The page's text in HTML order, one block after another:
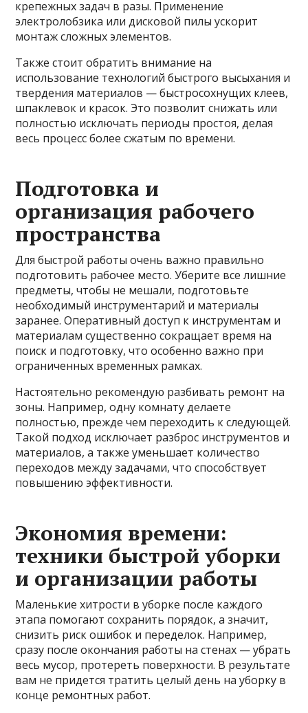
крепежных задач в разы. Применение
электролобзика или дисковой пилы ускорит
монтаж сложных элементов.
Также стоит обратить внимание на
использование технологий быстрого высыхания и
твердения материалов — быстросохнущих клеев,
шпаклевок и красок. Это позволит снижать или
полностью исключать периоды простоя, делая
весь процесс более сжатым по времени.
Подготовка и
организация рабочего
пространства
Для быстрой работы очень важно правильно
подготовить рабочее место. Уберите все лишние
предметы, чтобы не мешали, подготовьте
необходимый инструментарий и материалы
заранее. Оперативный доступ к инструментам и
материалам существенно сокращает время на
поиск и подготовку, что особенно важно при
ограниченных временных рамках.
Настоятельно рекомендую разбивать ремонт на
зоны. Например, одну комнату делаете
полностью, прежде чем переходить к следующей.
Такой подход исключает разброс инструментов и
материалов, а также уменьшает количество
переходов между задачами, что способствует
повышению эффективности.
Экономия времени:
техники быстрой уборки
и организации работы
Маленькие хитрости в уборке после каждого
этапа помогают сохранить порядок, а значит,
снизить риск ошибок и переделок. Например,
сразу после окончания работы на стенах — убрать
весь мусор, протереть поверхности. В результате
вам не придется тратить целый день на уборку в
конце ремонтных работ.